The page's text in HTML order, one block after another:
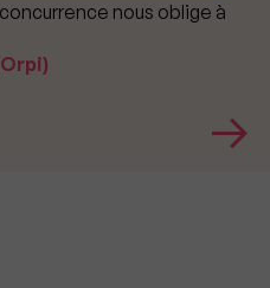
nous oblige à